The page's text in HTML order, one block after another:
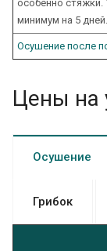
особенно
минимум на 5 дней.
Осушение после
Цены на
Осушение
Грибок